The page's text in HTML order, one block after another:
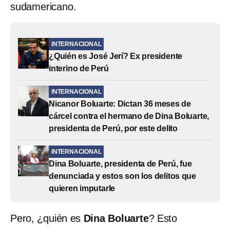
sudamericano.
INTERNACIONAL
¿Quién es José Jerí? Ex presidente
interino de Perú
INTERNACIONAL
Nicanor Boluarte: Dictan 36 meses de
cárcel contra el hermano de Dina Boluarte,
presidenta de Perú, por este delito
INTERNACIONAL
Dina Boluarte, presidenta de Perú, fue
denunciada y estos son los delitos que
quieren imputarle
Pero, ¿quién es Dina Boluarte? Esto